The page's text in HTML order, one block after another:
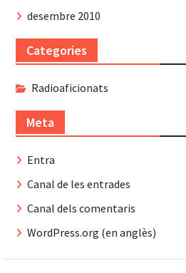
desembre 2010
Categories
Radioaficionats
Meta
Entra
Canal de les entrades
Canal dels comentaris
WordPress.org (en anglès)